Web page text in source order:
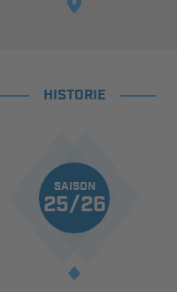
HISTORIE
SAISON
25/26